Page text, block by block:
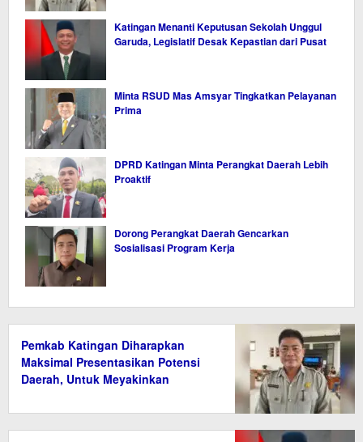
Katingan Menanti Keputusan Sekolah Unggul
Garuda, Legislatif Desak Kepastian dari Pusat
Minta RSUD Mas Amsyar Tingkatkan Pelayanan
Prima
DPRD Katingan Minta Perangkat Daerah Lebih
Proaktif
Dorong Perangkat Daerah Gencarkan
Sosialisasi Program Kerja
Pemkab Katingan Diharapkan
Maksimal Presentasikan Potensi
Daerah, Untuk Meyakinkan